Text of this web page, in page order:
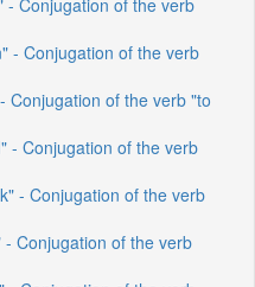
- Conjugation of the verb
Conjugation of the verb "to
- Conjugation of the verb
- Conjugation of the verb
Conjugation of the verb